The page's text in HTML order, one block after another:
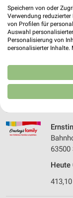
64823
Heute
Speichern von oder
Verwendung
von Profilen für
Auswahl
Personalisierung von
personalisierter Inhalte.
Kombinationen von
Verbesserung der
von Inhalten.
Daten können
USA gesendet werden.
Website/App.
Partnerliste
Wir nutzen Ihre Daten
IAB-
Speichern von
auf einem